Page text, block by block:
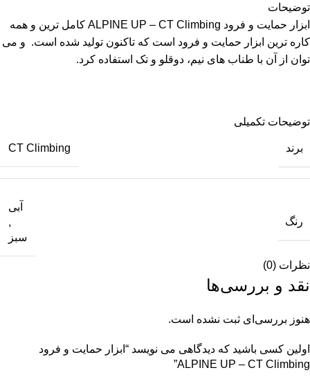
توضیحات
ابزار حمایت و فرود ALPINE UP – CT Climbing کامل ترین و همه
کاره ترین ابزار حمایت و فرود است که تاکنون تولید شده است. و می
توان از آن با طناب های نیم، دوقلو و تک استفاده کرد.
توضیحات تکمیلی
برند CT Climbing
رنگ
آبی
,
سبز
نظرات (0)
نقد و بررسی‌ها
هنوز بررسی‌ای ثبت نشده است.
اولین کسی باشید که دیدگاهی می نویسد “ابزار حمایت و فرود
ALPINE UP – CT Climbing”